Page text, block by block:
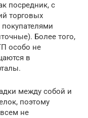
посредник, с
торговых
Более того,
особо не
в
между собой и
поэтому
не